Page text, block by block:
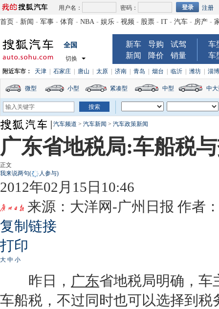
用户名： 密码： 注册
首页 - 新闻 - 军事 - 体育 - NBA - 娱乐 - 视频 - 股票 - IT - 汽车 - 房产 -
全国
切换
新车 导购
试驾
新闻
降价 销量
车
车
附近车市： 天津 石家庄 唐山 太原 济南 青岛 烟台 临沂 潍坊 淄博
微型 小型 紧凑型 中型 中
汽车频道 > 汽车新闻 > 汽车政策新闻
广东省地税局:车船税
正文
我来说两句( 人参与)
2012年02月15日10:46
来源： 大洋网-广州日报 作者
复制链接
打印
大 中 小
昨日， 广东省地税局明确，车
车船税，不过同时也可以选择到